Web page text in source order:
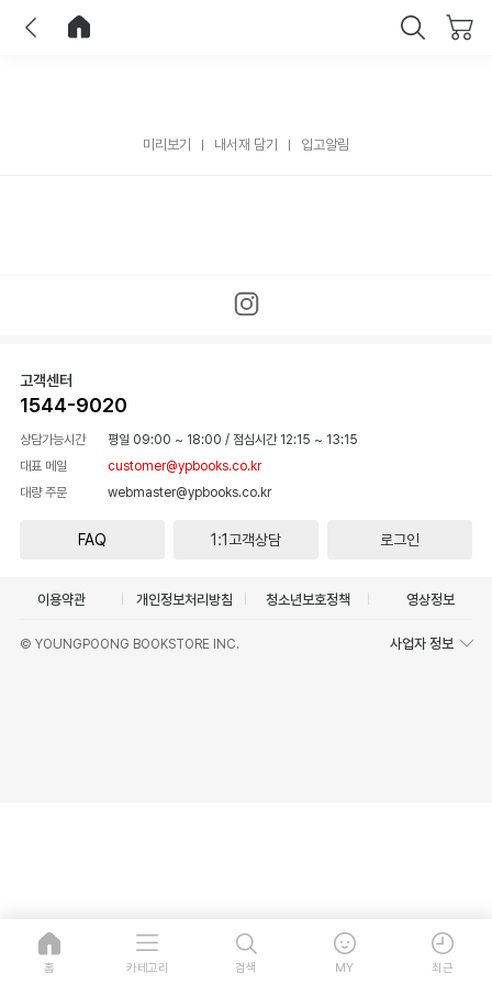
미리보기 내서재 담기 입고알림
고객센터
1544-9020
상담가능시간 평일 09:00 ~ 18:00 / 점심시간 12:15 ~ 13:15
대표 메일
customer@ypbooks.co.kr
대량 주문
webmaster@ypbooks.co.kr
FAQ 1:1고객상담 로그인
이용약관 개인정보처리방침 청소년보호정책 영상정보
© YOUNGPOONG BOOKSTORE INC. 사업자 정보
홈 카테고리 검색 MY 최근